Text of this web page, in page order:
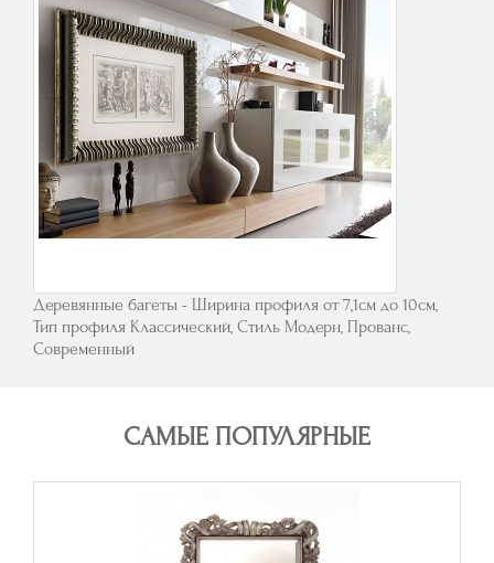
Деревянные багеты - Ширина профиля от 7,1см до 10см,
Тип профиля Классический, Стиль Модерн, Прованс,
Современный
САМЫЕ ПОПУЛЯРНЫЕ